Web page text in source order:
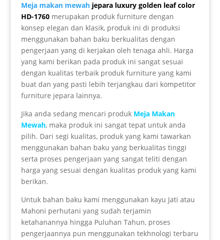
Meja makan mewahjepara luxury golden leaf color
HD-1760merupakan produk furniture dengan
konsep elegan dan klasik, produk ini di produksi
menggunakan bahan baku berkualitas dengan
pengerjaan yang di kerjakan oleh tenaga ahli. Harga
yang kami berikan pada produk ini sangat sesuai
dengan kualitas terbaik produk furniture yang kami
buat dan yang pasti lebih terjangkau dari kompetitor
furniture jepara lainnya.
Jika anda sedang mencari produk Meja Makan
Mewah, maka produk ini sangat tepat untuk anda
pilih. Dari segi kualitas, produk yang kami tawarkan
menggunakan bahan baku yang berkualitas tinggi
serta proses pengerjaan yang sangat teliti dengan
harga yang sesuai dengan kualitas produk yang kami
berikan.
Untuk bahan baku kami menggunakan kayu Jati atau
Mahoni perhutani yang sudah terjamin
ketahanannya hingga Puluhan Tahun, proses
pengerjaannya pun menggunakan tekhnologi terbaru